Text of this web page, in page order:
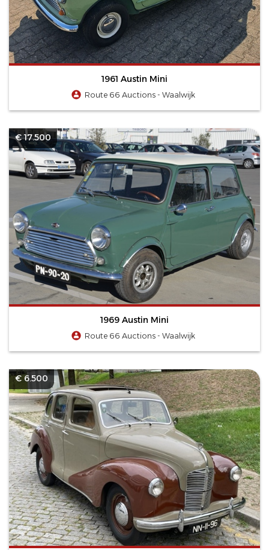
1961 Austin Mini
Route 66 Auctions - Waalwijk
€ 17.500
1969 Austin Mini
Route 66 Auctions - Waalwijk
€ 6.500